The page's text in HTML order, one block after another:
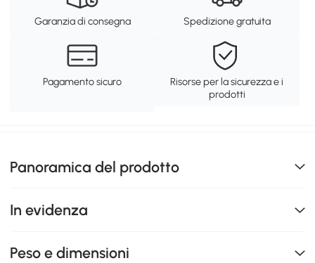
Garanzia di consegna Spedizione gratuita
Pagamento sicuro
Risorse per la sicurezza e i
prodotti
Panoramica del prodotto
In evidenza
Peso e dimensioni